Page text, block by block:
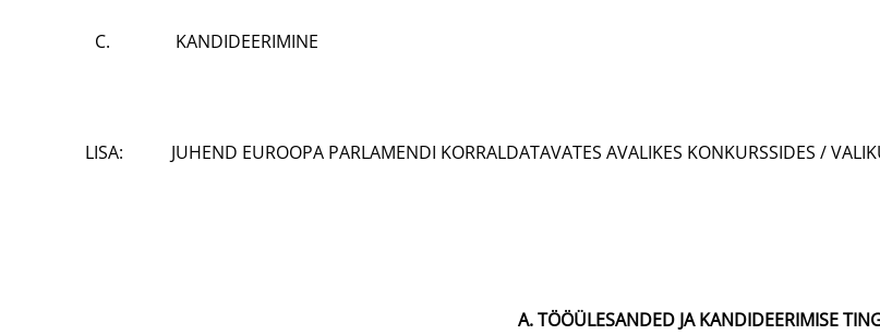
C. KANDIDEERIMINE
LISA: JUHEND EUROOPA PARLAMENDI KORRALDATAVATES AVALIKES KONKURSSIDES /
A. TÖÖÜLESANDED JA KANDIDEERIMISE